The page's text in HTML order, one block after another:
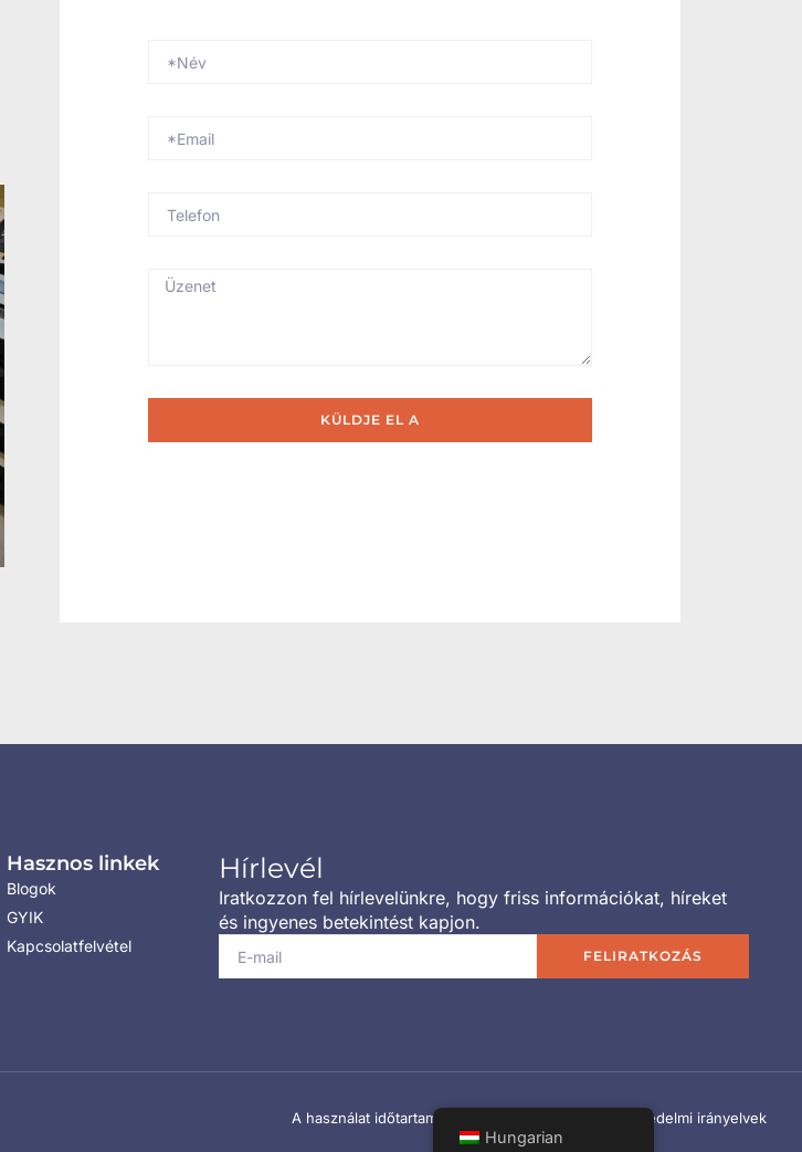
KÜLDJE EL A
Hasznos linkek
Blogok
GYIK
Kapcsolatfelvétel
Hírlevél
Iratkozzon fel hírlevelünkre, hogy friss információkat, híreket
és ingyenes betekintést kapjon.
FELIRATKOZÁS
A használat időtartama Adatvédelmi irányelvek
Hungarian